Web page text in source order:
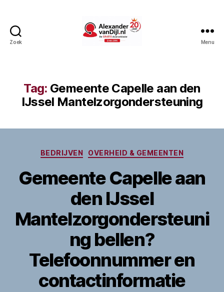
Zoek Menu
Tag: Gemeente Capelle aan den
IJssel Mantelzorgondersteuning
Categorieën
BEDRIJVEN OVERHEID & GEMEENTEN
Gemeente Capelle aan
den IJssel
Mantelzorgondersteuni
ng bellen?
Telefoonnummer en
contactinformatie